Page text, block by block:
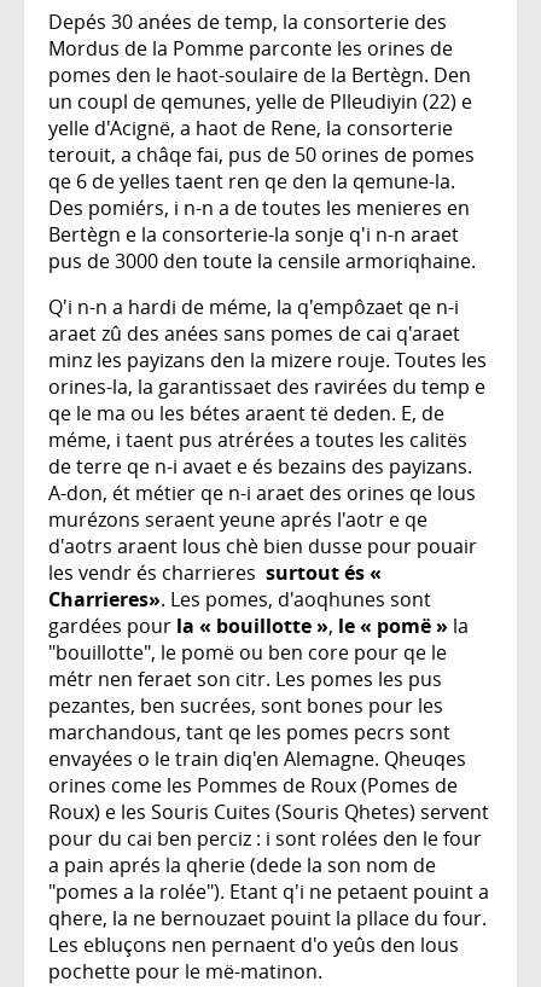
Depés 30 anées de temp, la consorterie des
Mordus de la Pomme parconte les orines de
pomes den le haot-soulaire de la Bertègn. Den
un coupl de qemunes, yelle de Plleudiyin (22) e
yelle d'Acignë, a haot de Rene, la consorterie
terouit, a châqe fai, pus de 50 orines de pomes
qe 6 de yelles taent ren qe den la qemune-la.
Des pomiérs, i n-n a de toutes les menieres en
Bertègn e la consorterie-la sonje q'i n-n araet
pus de 3000 den toute la censile armoriqhaine.
Q'i n-n a hardi de méme, la q'empôzaet qe n-i
araet zû des anées sans pomes de cai q'araet
minz les payizans den la mizere rouje. Toutes les
orines-la, la garantissaet des ravirées du temp e
qe le ma ou les bétes araent të deden. E, de
méme, i taent pus atrérées a toutes les calitës
de terre qe n-i avaet e és bezains des payizans.
A-don, ét métier qe n-i araet des orines qe lous
murézons seraent yeune aprés l'aotr e qe
d'aotrs araent lous chè bien dusse pour pouair
les vendr és charrieres surtout és «
Charrieres». Les pomes, d'aoqhunes sont
gardées pour la « bouillotte », le « pomë » la
"bouillotte", le pomë ou ben core pour qe le
métr nen feraet son citr. Les pomes les pus
pezantes, ben sucrées, sont bones pour les
marchandous, tant qe les pomes pecrs sont
envayées o le train diq'en Alemagne. Qheuqes
orines come les Pommes de Roux (Pomes de
Roux) e les Souris Cuites (Souris Qhetes) servent
pour du cai ben perciz : i sont rolées den le four
a pain aprés la qherie (dede la son nom de
"pomes a la rolée"). Etant q'i ne petaent pouint a
qhere, la ne bernouzaet pouint la pllace du four.
Les ebluçons nen pernaent d'o yeûs den lous
pochette pour le më-matinon.